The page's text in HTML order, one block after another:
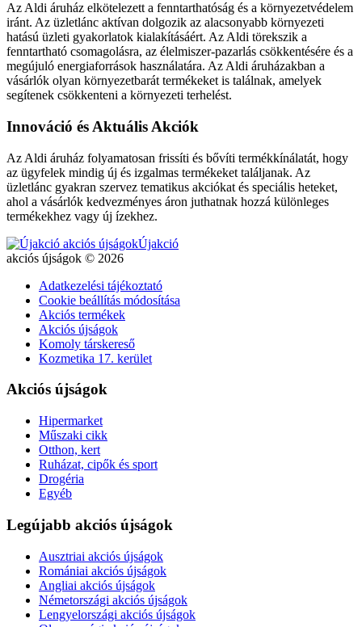
Az Aldi áruház elkötelezett a fenntarthatóság és a környezetvédelem
iránt. Az üzletlánc aktívan dolgozik az alacsonyabb környezeti
hatású üzleti gyakorlatok kialakításáért. Az Aldi törekszik a
fenntartható csomagolásra, az élelmiszer-pazarlás csökkentésére és a
megújuló energiaforrások használatára. Az Aldi áruházakban a
vásárlók olyan környezetbarát termékeket is találnak, amelyek
segítenek csökkenteni a környezeti terhelést.
Innováció és Aktuális Akciók
Az Aldi áruház folyamatosan frissíti és bővíti termékkínálatát, hogy
az ügyfelek mindig új és izgalmas termékeket találjanak. Az
üzletlánc gyakran szervez tematikus akciókat és speciális heteket,
ahol a vásárlók kedvezményes áron juthatnak hozzá különleges
termékekhez vagy új ízekhez.
Újakció
akciós újságok © 2026
Adatkezelési tájékoztató
Cookie beállítás módosítása
Akciós termékek
Akciós újságok
Komoly társkereső
Kozmetika 17. kerület
Akciós újságok
Hipermarket
Műszaki cikk
Otthon, kert
Ruházat, cipők és sport
Drogéria
Egyéb
Legújabb akciós újságok
Ausztriai akciós újságok
Romániai akciós újságok
Angliai akciós újságok
Németországi akciós újságok
Lengyelországi akciós újságok